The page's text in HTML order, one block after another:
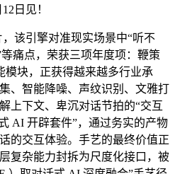
日见！
该引擎对准现实场景中“听不
痛点，荣获三项年度项：鞭策
模块，正获得越来越多行业承
、智能降噪、声纹识别、文雅打
上下文、卑沉对话节拍的“交互
AI 开辟套件”，通过务实的产物
的交互体验。手艺的最终价值正
复杂能力封拆为尺度化接口，被